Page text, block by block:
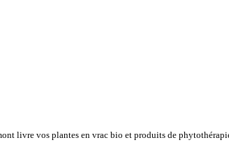
livre vos plantes en vrac bio et produits de